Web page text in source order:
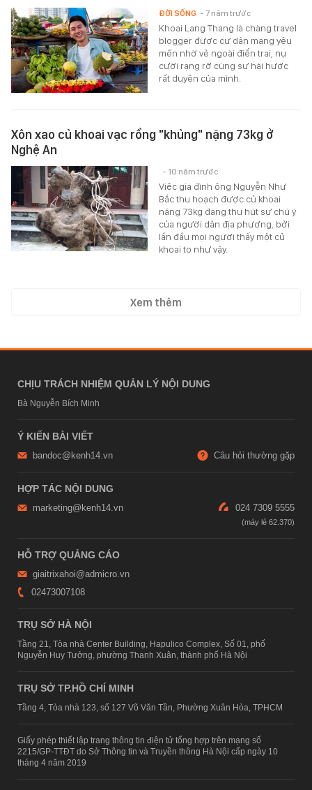
Khoai Lang Thang là chàng travel
blogger được cư dân mạng yêu
mến nhờ vẻ ngoài điển trai, nụ
cười rạng rỡ cùng sự hài hước
rất duyên của mình.
ĐỜI SỐNG - 7 năm trước
Xôn xao củ khoai vạc rồng "khủng" nặng 73kg ở
Nghệ An
Việc gia đình ông Nguyễn Như
Bắc thu hoạch được củ khoai
nặng 73kg đang thu hút sự chú ý
của người dân địa phương, bởi
lần đầu mọi người thấy một củ
khoai to như vậy.
- 10 năm trước
Xem thêm
CHỊU TRÁCH NHIỆM QUẢN LÝ NỘI DUNG
Bà Nguyễn Bích Minh
Ý KIẾN BÀI VIẾT
bandoc@kenh14.vn Câu hỏi thường gặp
HỢP TÁC NỘI DUNG
marketing@kenh14.vn 024 7309 5555
HỖ TRỢ QUẢNG CÁO
giaitrixahoi@admicro.vn
02473007108
TRỤ SỞ HÀ NỘI
Tầng 21, Tòa nhà Center Building, Hapulico Complex, Số 01, phố
Nguyễn Huy Tưởng, phường Thanh Xuân, thành phố Hà Nội
TRỤ SỞ TP.HỒ CHÍ MINH
Tầng 4, Tòa nhà 123, số 127 Võ Văn Tần, Phường Xuân Hòa, TPHCM
Giấy phép thiết lập trang thông tin điện tử tổng hợp trên mạng số
2215/GP-TTĐT do Sở Thông tin và Truyền thông Hà Nội cấp ngày 10
tháng 4 năm 2019